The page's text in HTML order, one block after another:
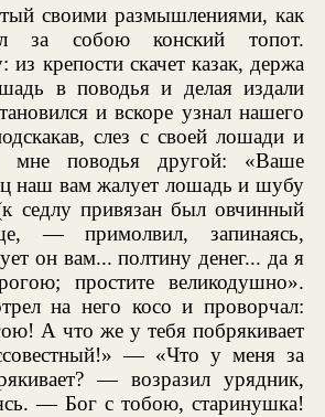
своими размышлениями, как
за собою конский топот.
из крепости скачет казак, держа
в поводья и делая издали
и вскоре узнал нашего
слез с своей лошади и
мне поводья другой: «Ваше
наш вам жалует лошадь и шубу
седлу привязан был овчинный
— примолвил, запинаясь,
он вам... полтину денег... да я
простите великодушно».
на него косо и проворчал:
А что же у тебя побрякивает
— «Что у меня за
— возразил урядник,
— Бог с тобою, старинушка!